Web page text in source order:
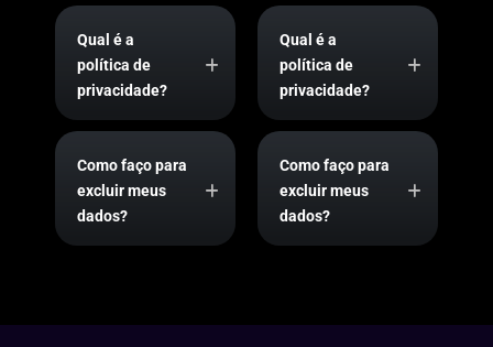
Qual é a
política de
privacidade?
Como faço para
excluir meus
dados?
Qual é a
política de
privacidade?
Como faço para
excluir meus
dados?